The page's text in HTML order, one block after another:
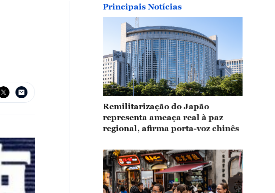
Principais Notícias
Remilitarização do Japão
representa ameaça real à paz
regional, afirma porta-voz chinês